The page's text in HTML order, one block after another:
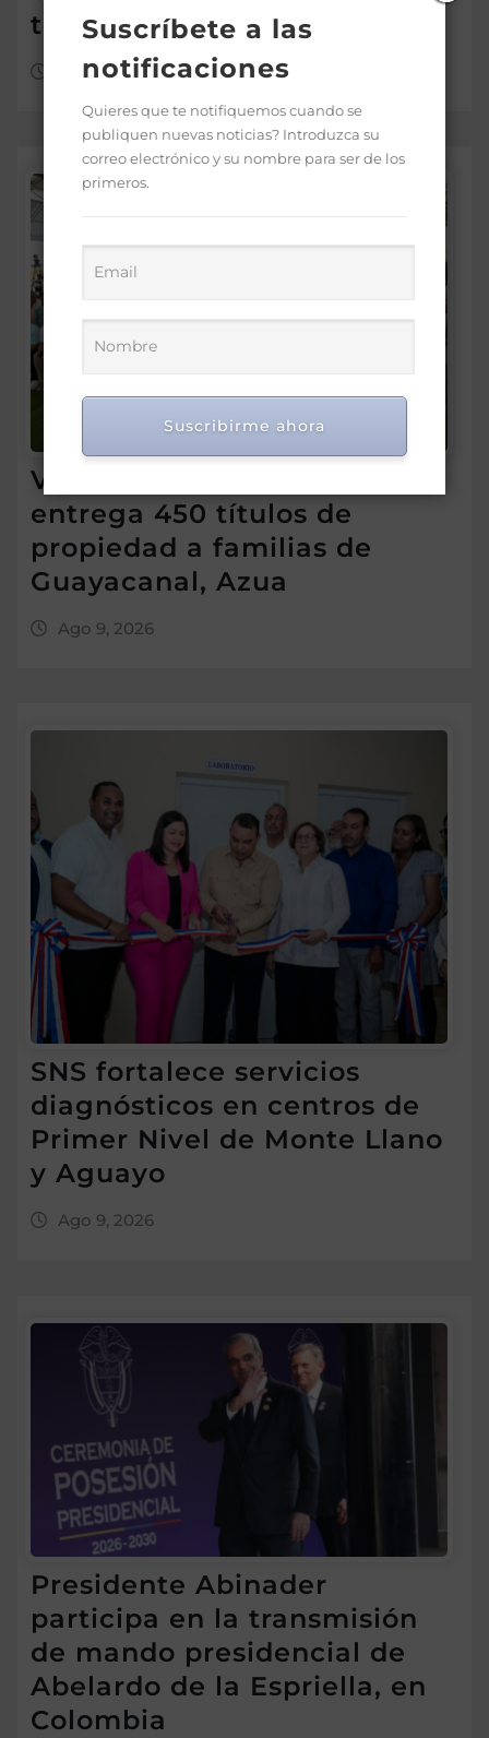
turístico
Ago 9, 2026
Vicepresidenta Raquel Peña
entrega 450 títulos de
propiedad a familias de
Guayacanal, Azua
Ago 9, 2026
SNS fortalece servicios
diagnósticos en centros de
Primer Nivel de Monte Llano
y Aguayo
Ago 9, 2026
Presidente Abinader
participa en la transmisión
de mando presidencial de
Abelardo de la Espriella, en
Colombia
Suscríbete a las
notificaciones
Quieres que te notifiquemos cuando se
publiquen nuevas noticias? Introduzca su
correo electrónico y su nombre para ser de los
primeros.
Suscribirme ahora